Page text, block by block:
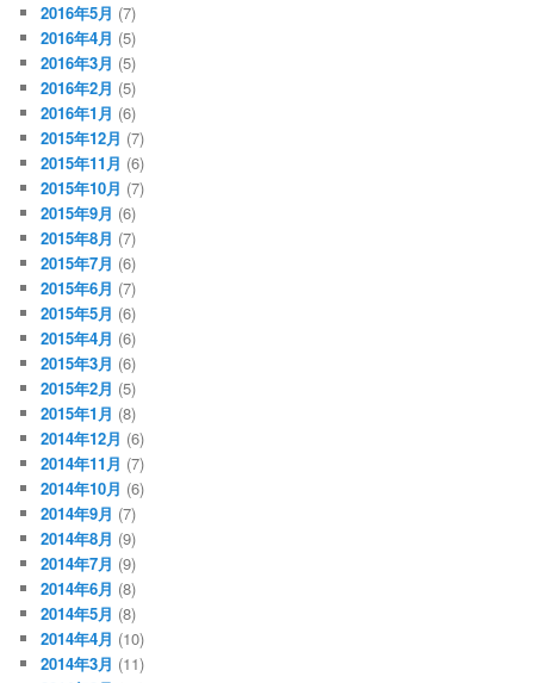
2016年5月 (7)
2016年4月 (5)
2016年3月 (5)
2016年2月 (5)
2016年1月 (6)
2015年12月 (7)
2015年11月 (6)
2015年10月 (7)
2015年9月 (6)
2015年8月 (7)
2015年7月 (6)
2015年6月 (7)
2015年5月 (6)
2015年4月 (6)
2015年3月 (6)
2015年2月 (5)
2015年1月 (8)
2014年12月 (6)
2014年11月 (7)
2014年10月 (6)
2014年9月 (7)
2014年8月 (9)
2014年7月 (9)
2014年6月 (8)
2014年5月 (8)
2014年4月 (10)
2014年3月 (11)